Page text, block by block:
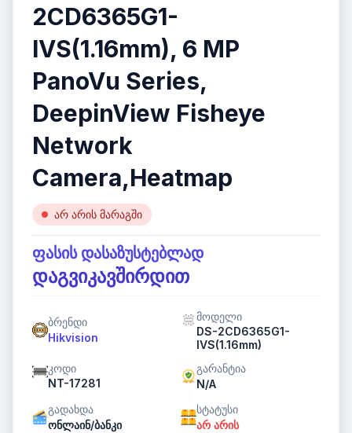
2CD6365G1-
IVS(1.16mm), 6 MP
PanoVu Series,
DeepinView Fisheye
Network
Camera,Heatmap
არ არის მარაგში
ფასის დასაზუსტებლად
დაგვიკავშირდით
ბრენდი
Hikvision
მოდელი
DS-2CD6365G1-
IVS(1.16mm)
კოდი
NT-17281
გარანტია
N/A
გადახდა
ონლაინ/ბანკი
სტატუსი
არ არის